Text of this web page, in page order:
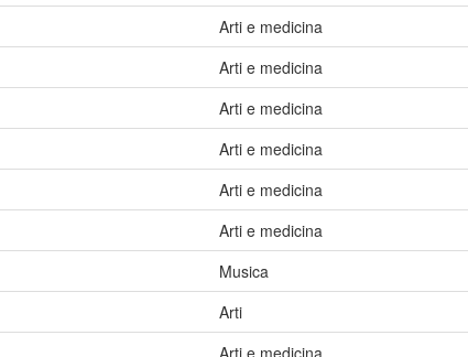
Arti e medicina
Arti e medicina
Arti e medicina
Arti e medicina
Arti e medicina
Arti e medicina
Musica
Arti
Arti e medicina